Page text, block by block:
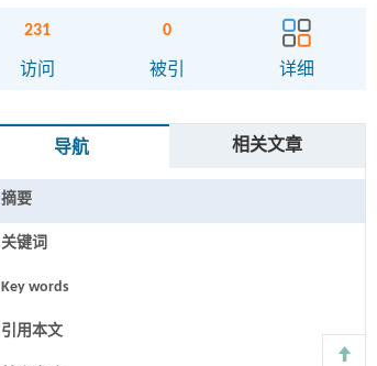
231
访问
0
被引 详细
导航 相关文章
摘要
关键词
Key words
引用本文